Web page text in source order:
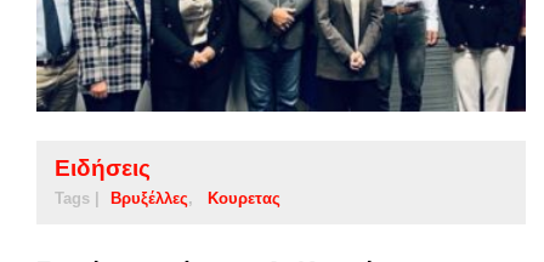
Ειδήσεις
Tags | Βρυξέλλες Κουρετας